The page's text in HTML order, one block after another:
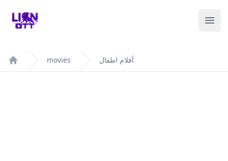
Your Company
Home
movies أفلام اطفال